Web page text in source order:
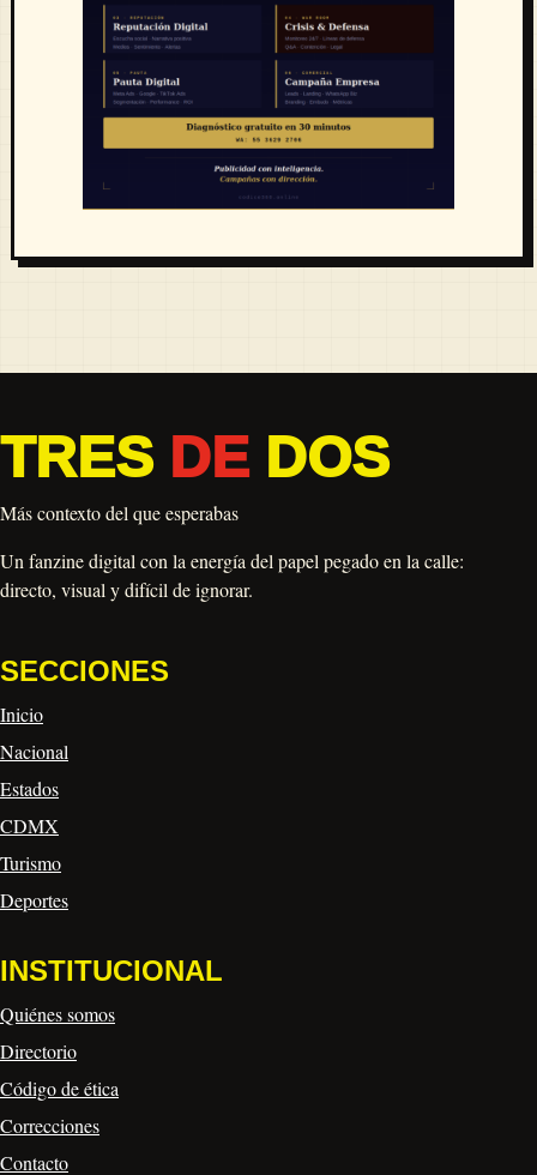
TRES DEDOS
Más contexto del que esperabas
Un fanzine digital con la energía del papel pegado en la calle:
directo, visual y difícil de ignorar.
SECCIONES
Inicio
Nacional
Estados
CDMX
Turismo
Deportes
INSTITUCIONAL
Quiénes somos
Directorio
Código de ética
Correcciones
Contacto